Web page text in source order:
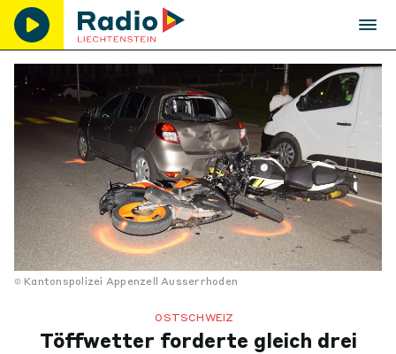
Kantonspolizei Appenzell Ausserrhoden
OSTSCHWEIZ
Töffwetter forderte gleich drei